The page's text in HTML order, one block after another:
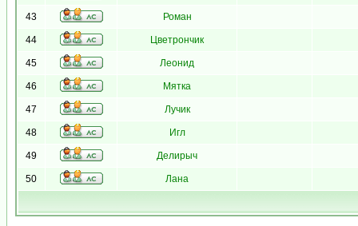
43 Роман
44 Цветрончик
45 Леонид
46 Мятка
47 Лучик
48 Игл
49 Делирыч
50 Лана